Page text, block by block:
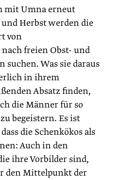
mit Umna erneut
Herbst werden die
von
freien Obst- und
suchen. Was sie daraus
in ihrem
Absatz finden,
die Männer für so
begeistern. Es ist
die Schenkökos als
Auch in den
ihre Vorbilder sind,
den Mittelpunkt der